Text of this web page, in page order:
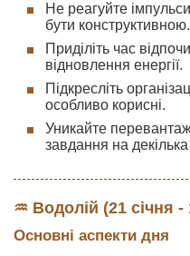
Не реагуйте
бути конструктивною.
Приділіть час
відновлення енергії.
Підкресліть
особливо корисні.
Уникайте
завдання на декілька
♒ Водолій (21 січня
Основні аспекти дня